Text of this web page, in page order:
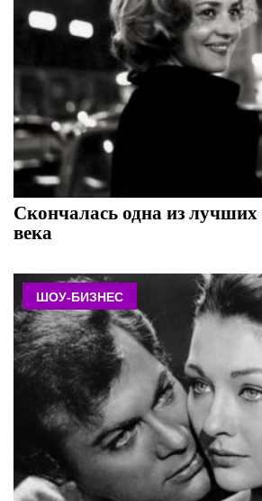
Скончалась одна из лучших
века
ШОУ-БИЗНЕС